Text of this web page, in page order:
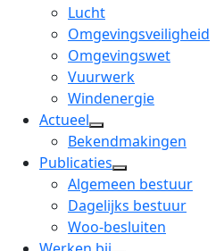
Lucht
Omgevingsveiligheid
Omgevingswet
Vuurwerk
Windenergie
Actueel
open
dropdown
menu
Bekendmakingen
Publicaties
open
dropdown
menu
Algemeen bestuur
Dagelijks bestuur
Woo-besluiten